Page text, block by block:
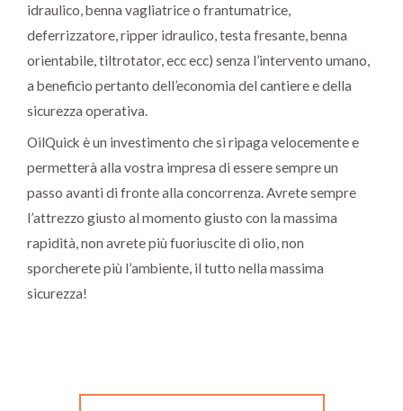
idraulico, benna vagliatrice o frantumatrice,
deferrizzatore, ripper idraulico, testa fresante, benna
orientabile, tiltrotator, ecc ecc) senza l’intervento umano,
a beneficio pertanto dell’economia del cantiere e della
sicurezza operativa.
OilQuick è un investimento che si ripaga velocemente e
permetterà alla vostra impresa di essere sempre un
passo avanti di fronte alla concorrenza. Avrete sempre
l’attrezzo giusto al momento giusto con la massima
rapidità, non avrete più fuoriuscite di olio, non
sporcherete più l’ambiente, il tutto nella massima
sicurezza!